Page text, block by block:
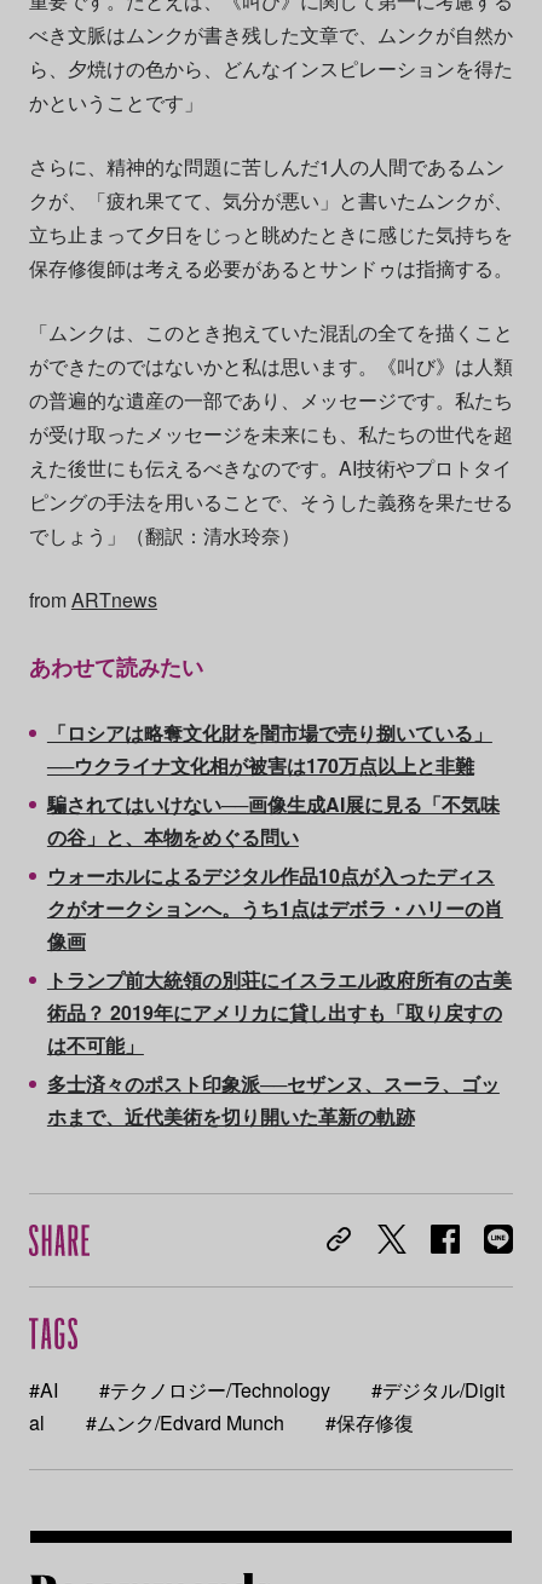
べき文脈はムンクが書き残した文章で、ムンクが自然か
ら、夕焼けの色から、どんなインスピレーションを得た
かということです」
さらに、精神的な問題に苦しんだ1人の人間であるムン
クが、「疲れ果てて、気分が悪い」と書いたムンクが、
立ち止まって夕日をじっと眺めたときに感じた気持ちを
保存修復師は考える必要があるとサンドゥは指摘する。
「ムンクは、このとき抱えていた混乱の全てを描くこと
ができたのではないかと私は思います。《叫び》は人類
の普遍的な遺産の一部であり、メッセージです。私たち
が受け取ったメッセージを未来にも、私たちの世代を超
えた後世にも伝えるべきなのです。AI技術やプロトタイ
ピングの手法を用いることで、そうした義務を果たせる
でしょう」（翻訳：清水玲奈）
fromARTnews
あわせて読みたい
「ロシアは略奪文化財を闇市場で売り捌いている」
──ウクライナ文化相が被害は170万点以上と非難
騙されてはいけない──画像生成AI展に見る「不気味
の谷」と、本物をめぐる問い
ウォーホルによるデジタル作品10点が入ったディス
クがオークションへ。うち1点はデボラ・ハリーの肖
像画
トランプ前大統領の別荘にイスラエル政府所有の古美
術品？ 2019年にアメリカに貸し出すも「取り戻すの
は不可能」
多士済々のポスト印象派──セザンヌ、スーラ、ゴッ
ホまで、近代美術を切り開いた革新の軌跡
#AI #テクノロジー/Technology
#デジタル/Digit
al
#ムンク/Edvard Munch #保存修復